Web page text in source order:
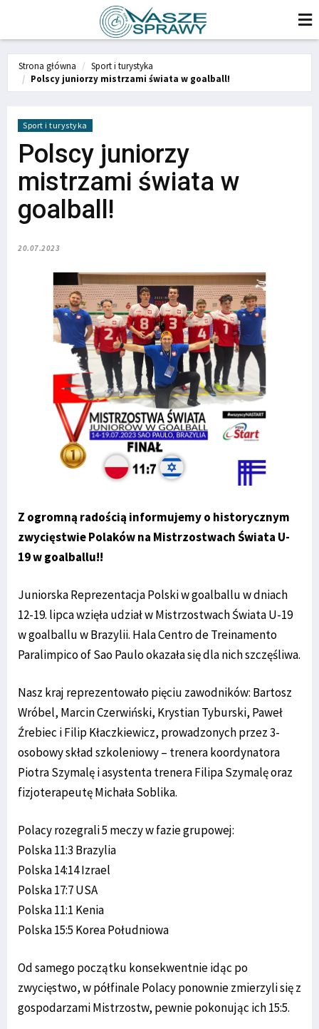
Strona główna
Sport i turystyka
Polscy juniorzy mistrzami świata w goalball!
Sport i turystyka
Polscy juniorzy
mistrzami świata w
goalball!
20.07.2023
Z ogromną radością informujemy o historycznym
zwycięstwie Polaków na Mistrzostwach Świata U-
19 w goalballu!!
Juniorska Reprezentacja Polski w goalballu w dniach
12-19. lipca wzięła udział w Mistrzostwach Świata U-19
w goalballu w Brazylii. Hala Centro de Treinamento
Paralimpico of Sao Paulo okazała się dla nich szczęśliwa.
Nasz kraj reprezentowało pięciu zawodników: Bartosz
Wróbel, Marcin Czerwiński, Krystian Tyburski, Paweł
Źrebiec i Filip Kłaczkiewicz, prowadzonych przez 3-
osobowy skład szkoleniowy – trenera koordynatora
Piotra Szymalę i asystenta trenera Filipa Szymalę oraz
fizjoterapeutę Michała Soblika.
Polacy rozegrali 5 meczy w fazie grupowej:
Polska 11:3 Brazylia
Polska 14:14 Izrael
Polska 17:7 USA
Polska 11:1 Kenia
Polska 15:5 Korea Południowa
Od samego początku konsekwentnie idąc po
zwycięstwo, w półfinale Polacy ponownie zmierzyli się z
gospodarzami Mistrzostw, pewnie pokonując ich 15:5.